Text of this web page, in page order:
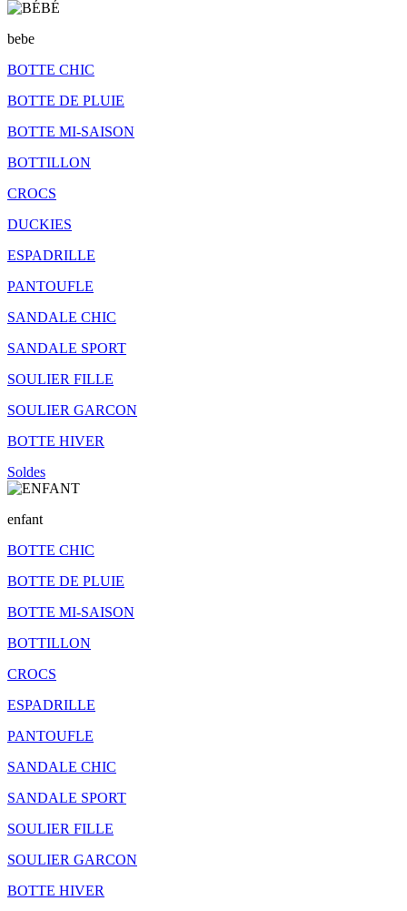
bebe
BOTTE CHIC
BOTTE DE PLUIE
BOTTE MI-SAISON
BOTTILLON
CROCS
DUCKIES
ESPADRILLE
PANTOUFLE
SANDALE CHIC
SANDALE SPORT
SOULIER FILLE
SOULIER GARCON
BOTTE HIVER
Soldes
enfant
BOTTE CHIC
BOTTE DE PLUIE
BOTTE MI-SAISON
BOTTILLON
CROCS
ESPADRILLE
PANTOUFLE
SANDALE CHIC
SANDALE SPORT
SOULIER FILLE
SOULIER GARCON
BOTTE HIVER